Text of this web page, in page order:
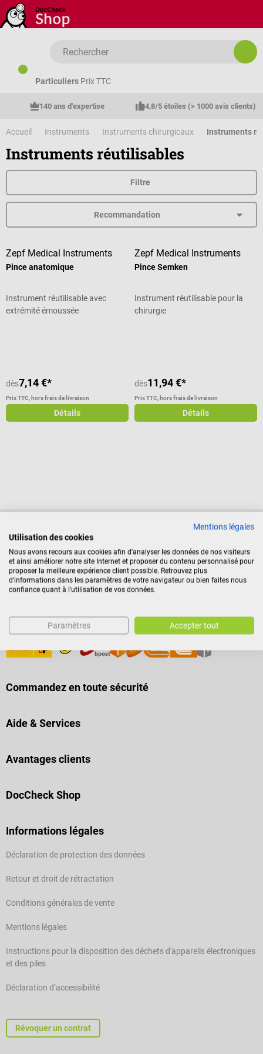
Passer au contenu principal
Particuliers Prix TTC
140 ans d'expertise 4,8/5 étoiles (> 1000 avis clients)
Accueil Instruments Instruments chirurgicaux Instruments
Instruments réutilisables
Filtre
Zepf Medical Instruments
Pince anatomique
Instrument réutilisable avec
extrémité émoussée
dès7,14 €*
Prix TTC, hors frais de livraison
Détails
Zepf Medical Instruments
Pince Semken
Instrument réutilisable pour la
chirurgie
dès11,94 €*
Prix TTC, hors frais de livraison
Détails
Modes de paiement
Mode de livraison
Commandez en toute sécurité
Aide & Services
Avantages clients
DocCheck Shop
Informations légales
Déclaration de protection des données
Retour et droit de rétractation
Conditions générales de vente
Mentions légales
Instructions pour la disposition des déchets d'appareils électroniques
et des piles
Déclaration d’accessibilité
Révoquer un contrat
Mentions légales
Utilisation des cookies
Nous avons recours aux cookies afin d'analyser les données de nos visiteurs
et ainsi améliorer notre site Internet et proposer du contenu personnalisé pour
proposer la meilleure expérience client possible. Retrouvez plus
d'informations dans les paramètres de votre navigateur ou bien faites nous
confiance quant à l'utilisation de vos données.
Paramètres Accepter tout